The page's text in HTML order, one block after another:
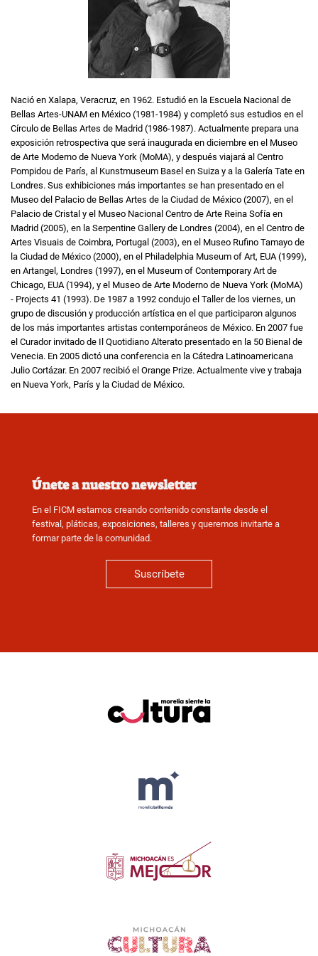
Nació en Xalapa, Veracruz, en 1962. Estudió en la Escuela Nacional de
Bellas Artes-UNAM en México (1981-1984) y completó sus estudios en el
Círculo de Bellas Artes de Madrid (1986-1987). Actualmente prepara una
exposición retrospectiva que será inaugurada en diciembre en el Museo
de Arte Moderno de Nueva York (MoMA), y después viajará al Centro
Pompidou de París, al Kunstmuseum Basel en Suiza y a la Galería Tate en
Londres. Sus exhibiciones más importantes se han presentado en el
Museo del Palacio de Bellas Artes de la Ciudad de México (2007), en el
Palacio de Cristal y el Museo Nacional Centro de Arte Reina Sofía en
Madrid (2005), en la Serpentine Gallery de Londres (2004), en el Centro de
Artes Visuais de Coimbra, Portugal (2003), en el Museo Rufino Tamayo de
la Ciudad de México (2000), en el Philadelphia Museum of Art, EUA (1999),
en Artangel, Londres (1997), en el Museum of Contemporary Art de
Chicago, EUA (1994), y el Museo de Arte Moderno de Nueva York (MoMA)
- Projects 41 (1993). De 1987 a 1992 condujo el Taller de los viernes, un
grupo de discusión y producción artística en el que participaron algunos
de los más importantes artistas contemporáneos de México. En 2007 fue
el Curador invitado de Il Quotidiano Alterato presentado en la 50 Bienal de
Venecia. En 2005 dictó una conferencia en la Cátedra Latinoamericana
Julio Cortázar. En 2007 recibió el Orange Prize. Actualmente vive y trabaja
en Nueva York, París y la Ciudad de México.
Únete a nuestro newsletter
En el FICM estamos creando contenido constante desde el
festival, pláticas, exposiciones, talleres y queremos invitarte a
formar parte de la comunidad.
Suscríbete